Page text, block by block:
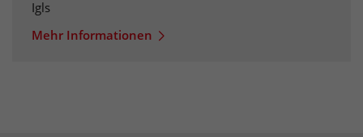
Igls
Mehr Informationen